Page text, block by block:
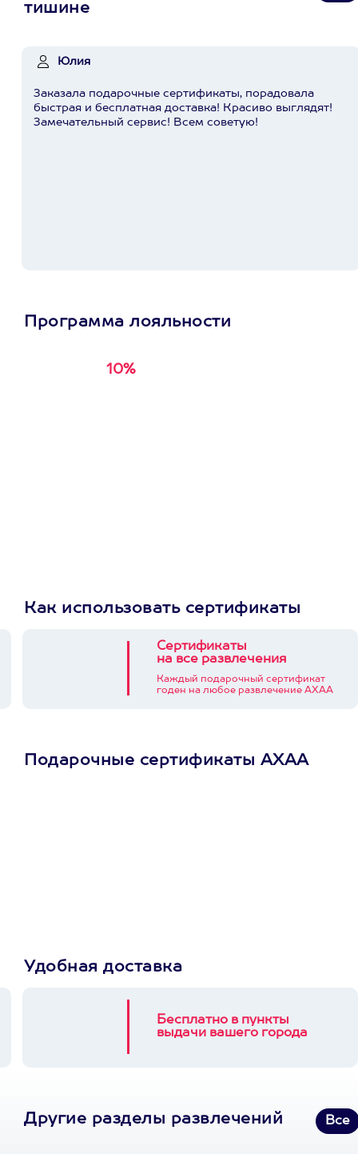
тишине
Юлия
Заказала подарочные сертификаты, порадовала
быстрая и бесплатная доставка! Красиво выглядят!
Замечательный сервис! Всем советую!
Программа лояльности
10%
Как использовать сертификаты
Сертификаты
на все развлечения
Каждый подарочный сертификат
годен на любое развлечение АХАА
Подарочные сертификаты АХАА
Удобная доставка
Бесплатно в пункты
выдачи вашего города
Другие разделы развлечений Все